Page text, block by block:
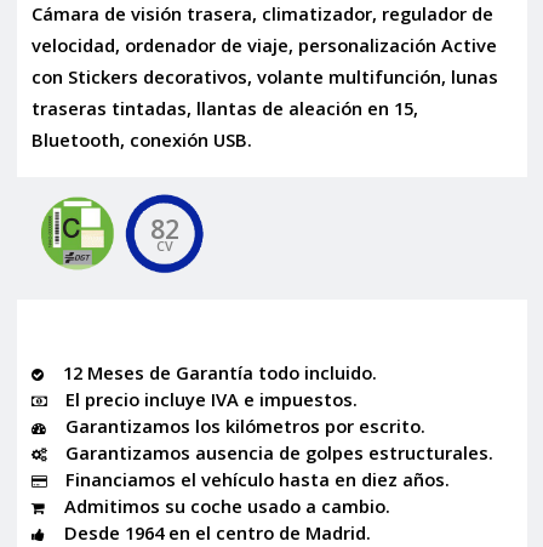
Cámara de visión trasera, climatizador, regulador de
velocidad, ordenador de viaje, personalización Active
con Stickers decorativos, volante multifunción, lunas
traseras tintadas, llantas de aleación en 15,
Bluetooth, conexión USB.
82
CV
12 Meses de Garantía todo incluido.
El precio incluye IVA e impuestos.
Garantizamos los kilómetros por escrito.
Garantizamos ausencia de golpes estructurales.
Financiamos el vehículo hasta en diez años.
Admitimos su coche usado a cambio.
Desde 1964 en el centro de Madrid.